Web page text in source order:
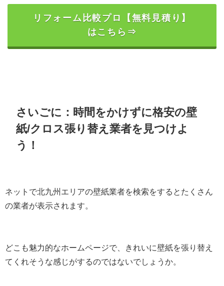
リフォーム比較プロ【無料見積り】
はこちら⇒
さいごに：時間をかけずに格安の壁
紙/クロス張り替え業者を見つけよ
う！
ネットで北九州エリアの壁紙業者を検索をするとたくさん
の業者が表示されます。
どこも魅力的なホームページで、きれいに壁紙を張り替え
てくれそうな感じがするのではないでしょうか。